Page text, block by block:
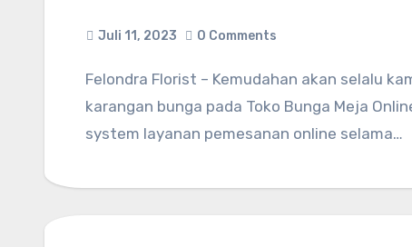
Juli 11, 2023 0 Comments
Felondra Florist – Kemudahan akan selalu kamu dapatkan ketika kamu memesan rangkaian
karangan bunga pada Toko Bunga Meja
system layanan pemesanan online selama…